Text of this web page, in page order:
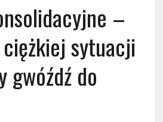
–
sytuacji
gwóźdź do